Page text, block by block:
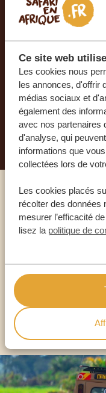
Ce site web
Les cookies nous
les annonces, d'offrir
médias sociaux et
également des
avec nos partenaires
d'analyse, qui
informations que
collectées lors de
Les cookies placés
récolter des données
mesurer l’efficacité
lisez la politique de
Laissez-
RECEVEZ
NOS